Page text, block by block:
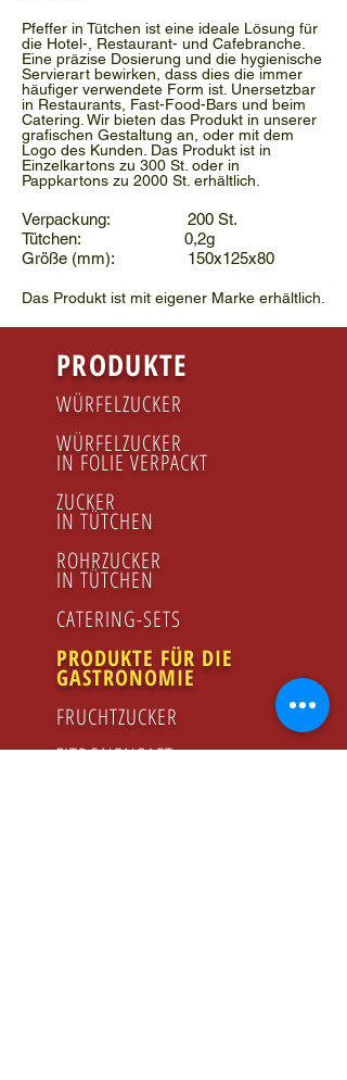
Pfeffer in Tütchen ist eine ideale Lösung für
die Hotel-, Restaurant- und Cafebranche.
Eine präzise Dosierung und die hygienische
Servierart bewirken, dass dies die immer
häufiger verwendete Form ist. Unersetzbar
in Restaurants, Fast-Food-Bars und beim
Catering. Wir bieten das Produkt in unserer
grafischen Gestaltung an, oder mit dem
Logo des Kunden. Das Produkt ist in
Einzelkartons zu 300 St. oder in
Pappkartons zu 2000 St. erhältlich.
Verpackung: 200 St.
Tütchen: 0,2g
Größe (mm): 150x125x80
Das Produkt ist mit eigener Marke erhältlich.
PRODUKTE
WÜRFELZUCKER
WÜRFELZUCKER
IN FOLIE VERPACKT
ZUCKER
IN TÜTCHEN
ROHRZUCKER
IN TÜTCHEN
CATERING-SETS
PRODUKTE FÜR DIE
GASTRONOMIE
FRUCHTZUCKER
ZITRONENSAFT